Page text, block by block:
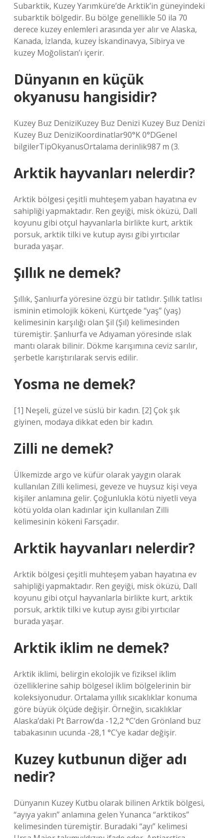
Subarktik, Kuzey Yarımküre’de Arktik’in güneyindeki
subarktik bölgedir. Bu bölge genellikle 50 ila 70
derece kuzey enlemleri arasında yer alır ve Alaska,
Kanada, İzlanda, kuzey İskandinavya, Sibirya ve
kuzey Moğolistan’ı içerir.
Dünyanın en küçük
okyanusu hangisidir?
Kuzey Buz DeniziKuzey Buz Denizi Kuzey Buz Denizi
Kuzey Buz DeniziKoordinatlar90°K 0°DGenel
bilgilerTipOkyanusOrtalama derinlik987 m (3.
Arktik hayvanları nelerdir?
Arktik bölgesi çeşitli muhteşem yaban hayatına ev
sahipliği yapmaktadır. Ren geyiği, misk öküzü, Dall
koyunu gibi otçul hayvanlarla birlikte kurt, arktik
porsuk, arktik tilki ve kutup ayısı gibi yırtıcılar
burada yaşar.
Şıllık ne demek?
Şıllık, Şanlıurfa yöresine özgü bir tatlıdır. Şıllık tatlısı
isminin etimolojik kökeni, Kürtçede “yaş” (yaş)
kelimesinin karşılığı olan Şil (Şıl) kelimesinden
türemiştir. Şanlıurfa ve Adıyaman yöresinde ıslak
mantı olarak bilinir. Dökme karışımına ceviz sarılır,
şerbetle karıştırılarak servis edilir.
Yosma ne demek?
[1] Neşeli, güzel ve süslü bir kadın. [2] Çok şık
giyinen, modaya dikkat eden bir kadın.
Zilli ne demek?
Ülkemizde argo ve küfür olarak yaygın olarak
kullanılan Zilli kelimesi, geveze ve huysuz kişi veya
kişiler anlamına gelir. Çoğunlukla kötü niyetli veya
kötü yolda olan kadınlar için kullanılan Zilli
kelimesinin kökeni Farsçadır.
Arktik hayvanları nelerdir?
Arktik bölgesi çeşitli muhteşem yaban hayatına ev
sahipliği yapmaktadır. Ren geyiği, misk öküzü, Dall
koyunu gibi otçul hayvanlarla birlikte kurt, arktik
porsuk, arktik tilki ve kutup ayısı gibi yırtıcılar
burada yaşar.
Arktik iklim ne demek?
Arktik iklimi, belirgin ekolojik ve fiziksel iklim
özelliklerine sahip bölgesel iklim bölgelerinin bir
koleksiyonudur. Ortalama yıllık sıcaklıklar konuma
göre büyük ölçüde değişir. Örneğin, sıcaklıklar
Alaska’daki Pt Barrow’da -12,2 °C’den Grönland buz
tabakasının ucunda -28,1 °C’ye kadar değişir.
Kuzey kutbunun diğer adı
nedir?
Dünyanın Kuzey Kutbu olarak bilinen Arktik bölgesi,
“ayıya yakın” anlamına gelen Yunanca “arktikos”
kelimesinden türemiştir. Buradaki “ayı” kelimesi